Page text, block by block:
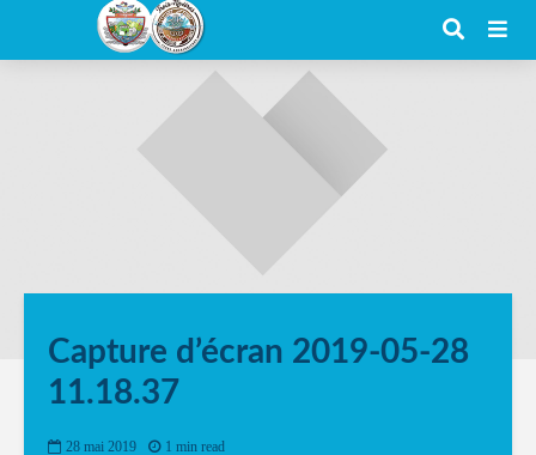
Capture d’écran 2019-05-28
11.18.37
28 mai 2019 1 min read